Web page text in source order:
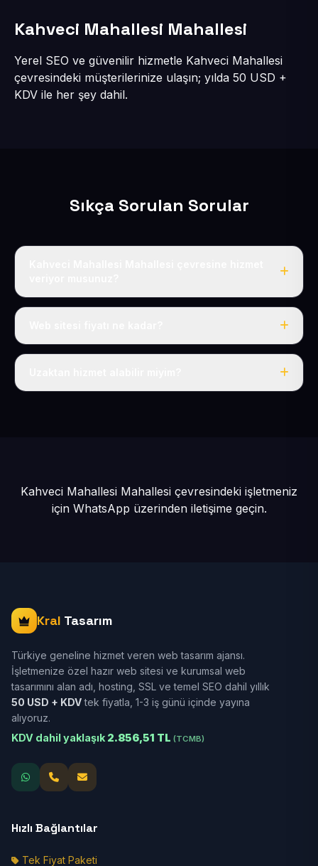
Kahveci Mahallesi Mahallesi
Yerel SEO ve güvenilir hizmetle Kahveci Mahallesi
çevresindeki müşterilerinize ulaşın; yılda 50 USD +
KDV ile her şey dahil.
Sıkça Sorulan Sorular
Evet, Kahveci Mahallesi dahil tüm Bünyan ve Bünyan
Tek fiyat: yılda 50 USD + KDV, her şey dahil.
Kahveci Mahallesi Mahallesi çevresindeki işletmeniz
için WhatsApp üzerinden iletişime geçin.
Kral Tasarım
Türkiye geneline hizmet veren web tasarım ajansı.
İşletmenize özel hazır web sitesi ve kurumsal web
tasarımını alan adı, hosting, SSL ve temel SEO dahil yıllık
50 USD + KDVtek fiyatla, 1-3 iş günü içinde yayına
alıyoruz.
KDV dahil yaklaşık 2.856,51 TL (TCMB)
Hızlı Bağlantılar
Tek Fiyat Paketi